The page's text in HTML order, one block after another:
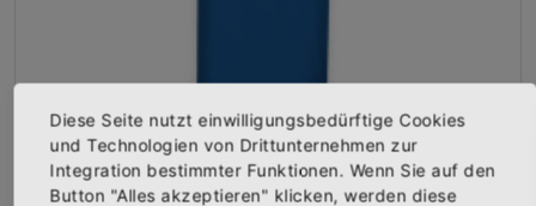
T-Shirt "ABRISS DUO Logo" blau
Vorderseite bedruckt mit dem Logo "ABRISS DUO". Erhältlich...
Diese Seite nutzt einwilligungsbedürftige Cookies
und Technologien von Drittunternehmen zur
Integration bestimmter Funktionen. Wenn Sie auf den
Button "Alles akzeptieren" klicken, werden diese